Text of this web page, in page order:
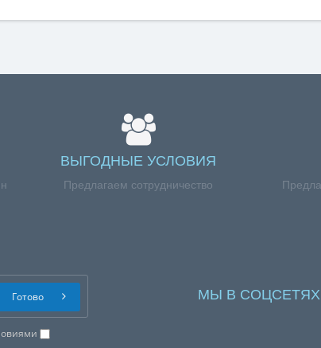
ВЫГОДНЫЕ УСЛОВИЯ
Предлагаем сотрудничество
Готово МЫ В СОЦСЕТЯХ